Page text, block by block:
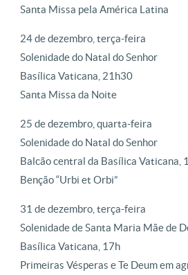
Santa Missa pela América Latina
24 de dezembro, terça-feira
Solenidade do Natal do Senhor
Basílica Vaticana, 21h30
Santa Missa da Noite
25 de dezembro, quarta-feira
Solenidade do Natal do Senhor
Balcão central da Basílica Vaticana,
Benção “Urbi et Orbi”
31 de dezembro, terça-feira
Solenidade de Santa Maria Mãe de
Basílica Vaticana, 17h
Primeiras Vésperas e Te Deum em